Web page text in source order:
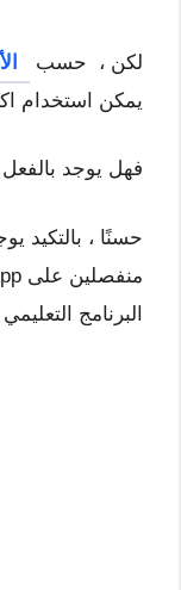
لكن ، حسب
يمكن استخدام
فهل يوجد
حسنًا ، بالتكيد
البرنامج